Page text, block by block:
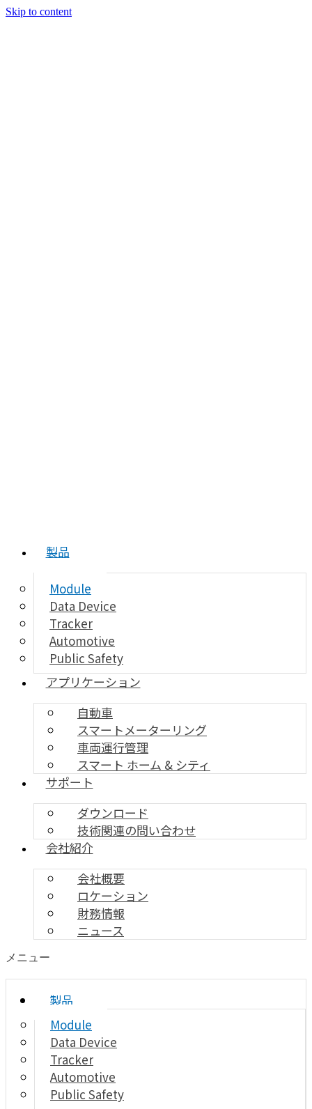
Skip to content
製品
Module
Data Device
Tracker
Automotive
Public Safety
アプリケーション
自動車
スマートメーターリング
車両運行管理
スマート ホーム & シティ
サポート
ダウンロード
技術関連の問い合わせ
会社紹介
会社概要
ロケーション
財務情報
ニュース
メニュー
製品
Module
Data Device
Tracker
Automotive
Public Safety